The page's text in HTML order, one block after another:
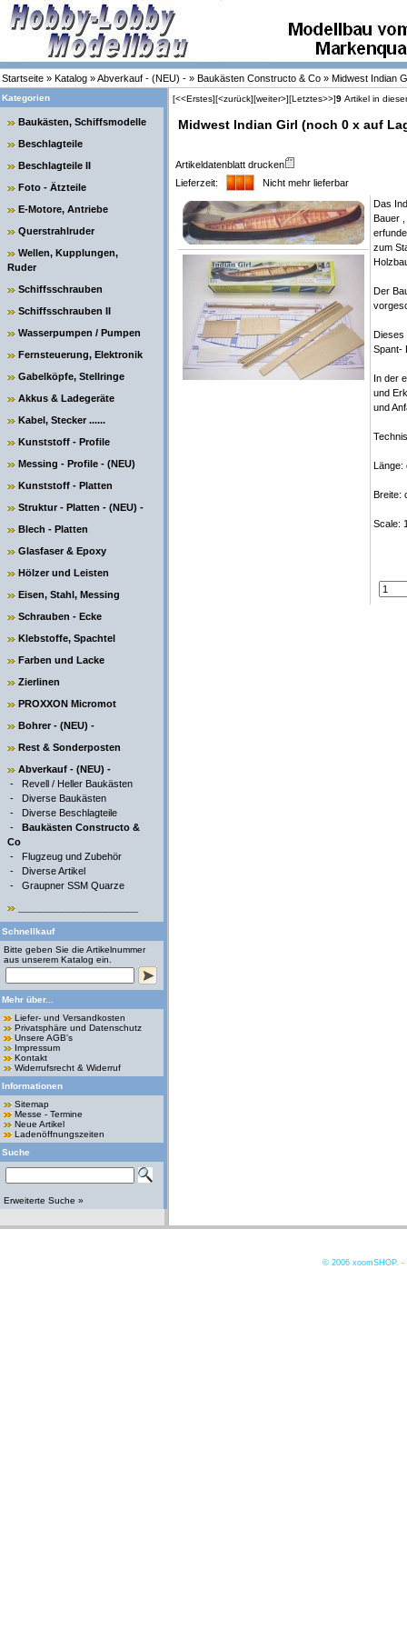
Startseite » Katalog »Abverkauf - (NEU) - » Baukästen Constructo & Co » Midwest Indian
Kategorien
Baukästen, Schiffsmodelle
Beschlagteile
Beschlagteile II
Foto - Ätzteile
E-Motore, Antriebe
Querstrahlruder
Wellen, Kupplungen,
Ruder
Schiffsschrauben
Schiffsschrauben II
Wasserpumpen / Pumpen
Fernsteuerung, Elektronik
Gabelköpfe, Stellringe
Akkus & Ladegeräte
Kabel, Stecker ......
Kunststoff - Profile
Messing - Profile - (NEU)
Kunststoff - Platten
Struktur - Platten - (NEU) -
Blech - Platten
Glasfaser & Epoxy
Hölzer und Leisten
Eisen, Stahl, Messing
Schrauben - Ecke
Klebstoffe, Spachtel
Farben und Lacke
Zierlinen
PROXXON Micromot
Bohrer - (NEU) -
Rest & Sonderposten
Abverkauf - (NEU) -
- Revell / Heller Baukästen
- Diverse Baukästen
- Diverse Beschlagteile
- Baukästen Constructo &
Co
- Flugzeug und Zubehör
- Diverse Artikel
- Graupner SSM Quarze
Schnellkauf
Bitte geben Sie die Artikelnummer
aus unserem Katalog ein.
Mehr über...
Liefer- und Versandkosten
Privatsphäre und Datenschutz
Unsere AGB's
Impressum
Kontakt
Widerrufsrecht & Widerruf
Informationen
Sitemap
Messe - Termine
Neue Artikel
Ladenöffnungszeiten
Suche
Erweiterte Suche »
[<<Erstes][<zurück][weiter>][Letztes>>]9 Artikel in
Midwest Indian Girl (noch 0 x auf
Artikeldatenblatt drucken
Lieferzeit:
Nicht mehr lieferbar
Das
Bauer
zum
Der
Dieses
Spant-
In der
und
und
Länge:
Breite:
Scale:
© 2006 xoomSHOP. -